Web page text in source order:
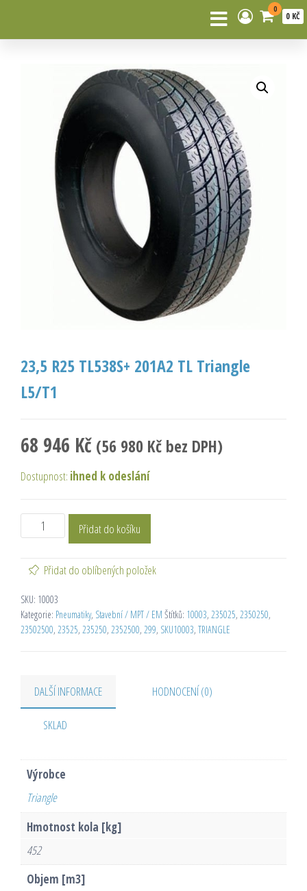
0
0 KČ
23,5 R25 TL538S+ 201A2 TL Triangle
L5/T1
68 946 Kč (56 980 Kč bez DPH)
Dostupnost: ihned k odeslání
Přidat do košíku
Přidat do oblíbených položek
SKU: 10003
Kategorie: Pneumatiky, Stavební / MPT / EM Štítků: 10003, 235025, 2350250,
23502500, 23525, 235250, 2352500, 299, SKU10003, TRIANGLE
DALŠÍ INFORMACE HODNOCENÍ (0)
SKLAD
Výrobce
Triangle
Hmotnost kola [kg]
452
Objem [m3]